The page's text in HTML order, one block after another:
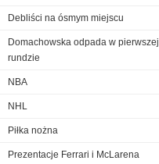
Debliści na ósmym miejscu
Domachowska odpada w pierwszej
rundzie
NBA
NHL
Piłka nożna
Prezentacje Ferrari i McLarena